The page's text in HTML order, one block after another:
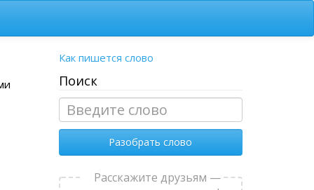
Как пишется слово
Поиск
Разобрать слово
Расскажите друзьям —